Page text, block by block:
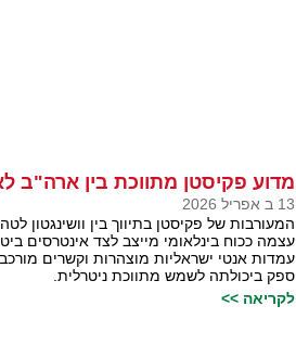
מדוע פקיסטן מתווכת בין ארה"ב
13 ב אפריל 2026
המעורבות של פקיסטן בתיווך בין וושינגטון
עצמה ככוח בינלאומי מייצב לצד אינטרסים
עמדות אנטי ישראליות מוצהרות וקשרים
ספק ביכולתה לשמש מתווכת ניטרלית.
לקריאה >>